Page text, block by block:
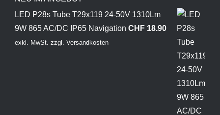
LED P28s Tube T29x119 24-50V 1310Lm
9W 865 AC/DC IP65 Navigation CHF18.90
exkl. MwSt. zzgl. Versandkosten